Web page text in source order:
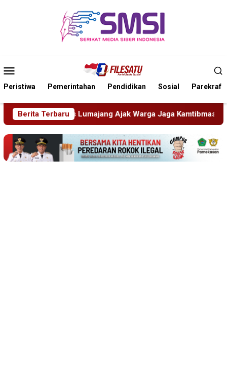
Mobile
Peristiwa Pemerintahan Pendidikan Sosial Parekraf
Berita Terbaru
Jaga Kamtibmas Pelapor Datangi Dua